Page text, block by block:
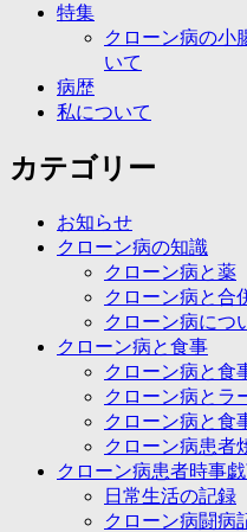
特集
クローン病の小
いて
病歴
私について
カテゴリー
お知らせ
クローン病の知識
クローン病と薬
クローン病と合
クローン病につ
クローン病と食事
クローン病と食
クローン病とラ
クローン病と食
クローン病患者
クローン病患者時事
日常生活の記録
クローン病闘病